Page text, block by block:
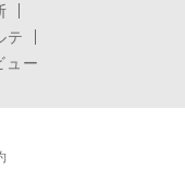
テ
ュー